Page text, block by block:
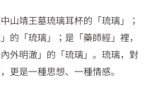
山靖王墓琉璃耳杯的「琉璃」；
的「琉璃」；是「藥師經」裡，
外明澈」的「琉璃」。琉璃，對
更是一種思想、一種情感。